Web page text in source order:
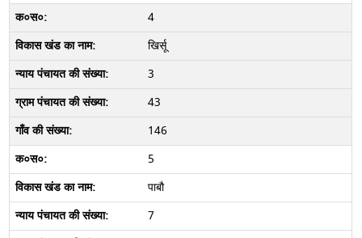
4
खिर्सू
3
43
146
5
पाबौ
7